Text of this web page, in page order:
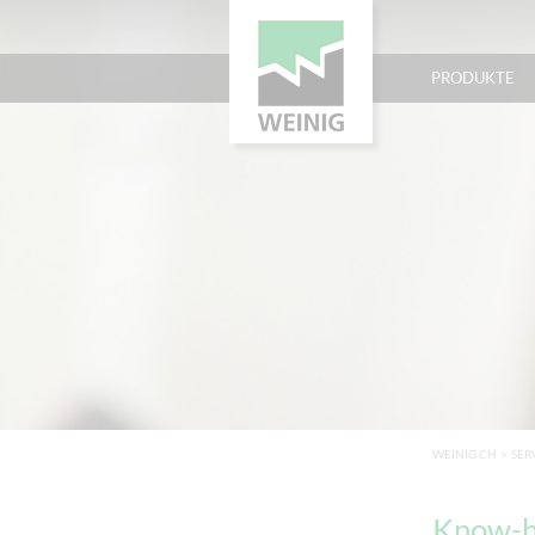
PRODUKTE
WEINIG CH >